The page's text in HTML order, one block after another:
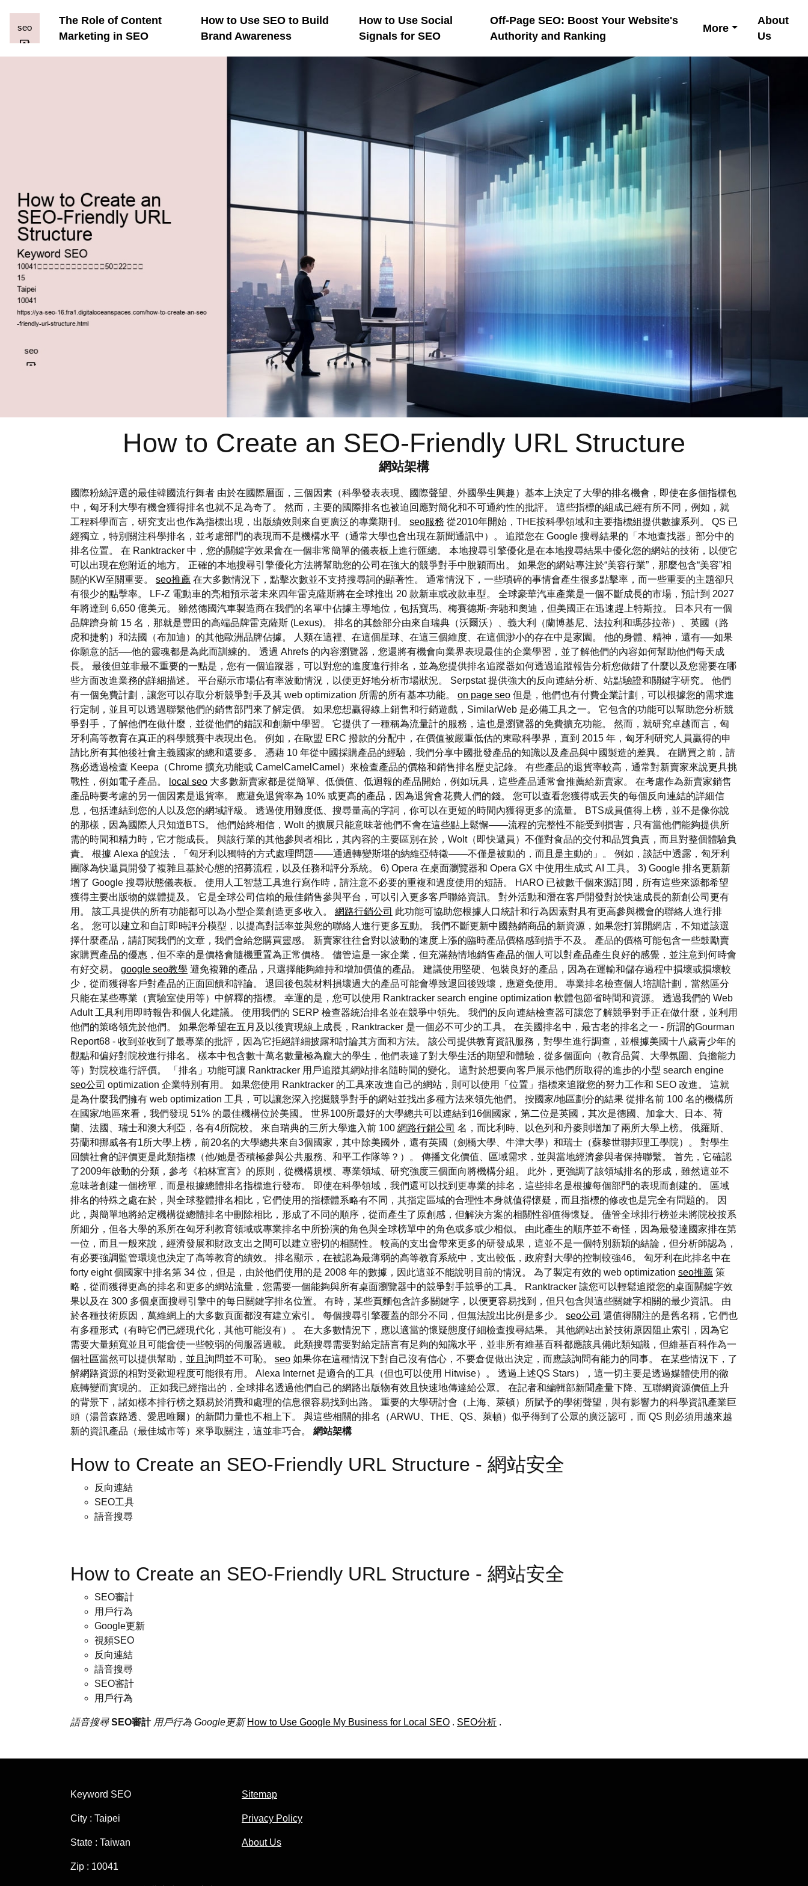
The Role of Content
Marketing in SEO
How to Use SEO to Build
Brand Awareness
How to Use Social
Signals for SEO
Off-Page SEO: Boost Your Website's
Authority and Ranking
More
About
Us
How to Create an SEO-Friendly URL Structure
網站架構
國際粉絲評選的最佳韓國流行舞者 由於在國際層面，三個因素（科學發表表現、國際聲望、外國學生興趣）基本上決定了大學的排名機會，即使在多個指標包
中，匈牙利大學有機會獲得排名也就不足為奇了。 然而，主要的國際排名也被迫回應對簡化和不可通約性的批評。 這些指標的組成已經有所不同，例如，就
工程科學而言，研究支出也作為指標出現，出版績效則來自更廣泛的專業期刊。 seo服務 從2010年開始，THE按科學領域和主要指標組提供數據系列。 QS 已
經獨立，特別關注科學排名，並考慮部門的表現而不是機構水平（通常大學也會出現在新聞通訊中）。 追蹤您在 Google 搜尋結果的「本地查找器」部分中的
排名位置。 在 Ranktracker 中，您的關鍵字效果會在一個非常簡單的儀表板上進行匯總。 本地搜尋引擎優化是在本地搜尋結果中優化您的網站的技術，以便它
可以出現在您附近的地方。 正確的本地搜尋引擎優化方法將幫助您的公司在強大的競爭對手中脫穎而出。 如果您的網站專注於“美容行業”，那麼包含“美容”相
關的KW至關重要。 seo推薦 在大多數情況下，點擊次數並不支持搜尋詞的顯著性。 通常情況下，一些瑣碎的事情會產生很多點擊率，而一些重要的主題卻只
有很少的點擊率。 LF-Z 電動車的亮相預示著未來四年雷克薩斯將在全球推出 20 款新車或改款車型。 全球豪華汽車產業是一個不斷成長的市場，預計到 2027
年將達到 6,650 億美元。 雖然德國汽車製造商在我們的名單中佔據主導地位，包括寶馬、梅賽德斯-奔馳和奧迪，但美國正在迅速趕上特斯拉。 日本只有一個
品牌躋身前 15 名，那就是豐田的高端品牌雷克薩斯 (Lexus)。 排名的其餘部分由來自瑞典（沃爾沃）、義大利（蘭博基尼、法拉利和瑪莎拉蒂）、英國（路
虎和捷豹）和法國（布加迪）的其他歐洲品牌佔據。 人類在這裡、在這個星球、在這三個維度、在這個渺小的存在中是家園。 他的身體、精神，還有──如果
你願意的話──他的靈魂都是為此而訓練的。 透過 Ahrefs 的內容瀏覽器，您還將有機會向業界表現最佳的企業學習，並了解他們的內容如何幫助他們每天成
長。 最後但並非最不重要的一點是，您有一個追蹤器，可以對您的進度進行排名，並為您提供排名追蹤器如何透過追蹤報告分析您做錯了什麼以及您需要在哪
些方面改進業務的詳細描述。 平台顯示市場佔有率波動情況，以便更好地分析市場狀況。 Serpstat 提供強大的反向連結分析、站點驗證和關鍵字研究。 他們
有一個免費計劃，讓您可以存取分析競爭對手及其 web optimization 所需的所有基本功能。 on page seo 但是，他們也有付費企業計劃，可以根據您的需求進
行定制，並且可以透過聯繫他們的銷售部門來了解定價。 如果您想贏得線上銷售和行銷遊戲，SimilarWeb 是必備工具之一。 它包含的功能可以幫助您分析競
爭對手，了解他們在做什麼，並從他們的錯誤和創新中學習。 它提供了一種稱為流量計的服務，這也是瀏覽器的免費擴充功能。 然而，就研究卓越而言，匈
牙利高等教育在真正的科學競賽中表現出色。 例如，在歐盟 ERC 撥款的分配中，在價值被嚴重低估的東歐科學界，直到 2015 年，匈牙利研究人員贏得的申
請比所有其他後社會主義國家的總和還要多。 憑藉 10 年從中國採購產品的經驗，我們分享中國批發產品的知識以及產品與中國製造的差異。 在購買之前，請
務必透過檢查 Keepa（Chrome 擴充功能或 CamelCamelCamel）來檢查產品的價格和銷售排名歷史記錄。 有些產品的退貨率較高，通常對新賣家來說更具挑
戰性，例如電子產品。
local seo 大多數新賣家都是從簡單、低價值、低迴報的產品開始，例如玩具，這些產品通常會推薦給新賣家。 在考慮作為新賣家銷售
產品時要考慮的另一個因素是退貨率。 應避免退貨率為 10% 或更高的產品，因為退貨會花費人們的錢。 您可以查看您獲得或丟失的每個反向連結的詳細信
息，包括連結到您的人以及您的網域評級。 透過使用難度低、搜尋量高的字詞，你可以在更短的時間內獲得更多的流量。 BTS成員值得上榜，並不是像你說
的那樣，因為國際人只知道BTS。 他們始終相信，Wolt 的擴展只能意味著他們不會在這些點上鬆懈——流程的完整性不能受到損害，只有當他們能夠提供所
需的時間和精力時，它才能成長。 與該行業的其他參與者相比，其內容的主要區別在於，Wolt（即快遞員）不僅對食品的交付和品質負責，而且對整個體驗負
責。 根據 Alexa 的說法，「匈牙利以獨特的方式處理問題——通過轉變斯堪的納維亞特徵——不僅是被動的，而且是主動的」。 例如，談話中透露，匈牙利
團隊為快遞員開發了複雜且基於心態的招募流程，以及任務和評分系統。 6) Opera 在桌面瀏覽器和 Opera GX 中使用生成式 AI 工具。 3) Google 排名更新新
增了 Google 搜尋狀態儀表板。 使用人工智慧工具進行寫作時，請注意不必要的重複和過度使用的短語。 HARO 已被數千個來源訂閱，所有這些來源都希望
獲得主要出版物的媒體提及。 它是全球公司信賴的最佳銷售參與平台，可以引入更多客戶聯絡資訊。 對外活動和潛在客戶開發對於快速成長的新創公司更有
用。 該工具提供的所有功能都可以為小型企業創造更多收入。 網路行銷公司 此功能可協助您根據人口統計和行為因素對具有更高參與機會的聯絡人進行排
名。 您可以建立和自訂即時評分模型，以提高對話率並與您的聯絡人進行更多互動。 我們不斷更新中國熱銷商品的新資源，如果您打算開網店，不知道該選
擇什麼產品，請訂閱我們的文章，我們會給您購買靈感。 新賣家往往會對以波動的速度上漲的臨時產品價格感到措手不及。 產品的價格可能包含一些鼓勵賣
家購買產品的優惠，但不幸的是價格會隨機重置為正常價格。 儘管這是一家企業，但充滿熱情地銷售產品的個人可以對產品產生良好的感覺，並注意到何時會
有好交易。 google seo教學 避免複雜的產品，只選擇能夠維持和增加價值的產品。 建議使用堅硬、包裝良好的產品，因為在運輸和儲存過程中損壞或損壞較
少，從而獲得客戶對產品的正面回饋和評論。 退回後包裝材料損壞過大的產品可能會導致退回後毀壞，應避免使用。 專業排名檢查個人培訓計劃，當然區分
只能在某些專業（實驗室使用等）中解釋的指標。 幸運的是，您可以使用 Ranktracker search engine optimization 軟體包節省時間和資源。 透過我們的 Web
Adult 工具利用即時報告和個人化建議。 使用我們的 SERP 檢查器統治排名並在競爭中領先。 我們的反向連結檢查器可讓您了解競爭對手正在做什麼，並利用
他們的策略領先於他們。 如果您希望在五月及以後實現線上成長，Ranktracker 是一個必不可少的工具。 在美國排名中，最古老的排名之一 - 所謂的Gourman
Report68 - 收到並收到了最專業的批評，因為它拒絕詳細披露和討論其方面和方法。 該公司提供教育資訊服務，對學生進行調查，並根據美國十八歲青少年的
觀點和偏好對院校進行排名。 樣本中包含數十萬名數量極為龐大的學生，他們表達了對大學生活的期望和體驗，從多個面向（教育品質、大學氛圍、負擔能力
等）對院校進行評價。 「排名」功能可讓 Ranktracker 用戶追蹤其網站排名隨時間的變化。 這對於想要向客戶展示他們所取得的進步的小型 search engine
seo公司 optimization 企業特別有用。 如果您使用 Ranktracker 的工具來改進自己的網站，則可以使用「位置」指標來追蹤您的努力工作和 SEO 改進。 這就
是為什麼我們擁有 web optimization 工具，可以讓您深入挖掘競爭對手的網站並找出多種方法來領先他們。 按國家/地區劃分的結果 從排名前 100 名的機構所
在國家/地區來看，我們發現 51% 的最佳機構位於美國。 世界100所最好的大學總共可以連結到16個國家，第二位是英國，其次是德國、加拿大、日本、荷
蘭、法國、瑞士和澳大利亞，各有4所院校。 來自瑞典的三所大學進入前 100 網路行銷公司 名，而比利時、以色列和丹麥則增加了兩所大學上榜。 俄羅斯、
芬蘭和挪威各有1所大學上榜，前20名的大學總共來自3個國家，其中除美國外，還有英國（劍橋大學、牛津大學）和瑞士（蘇黎世聯邦理工學院）。 對學生
回饋社會的評價更是此類指標（他/她是否積極參與公共服務、和平工作隊等？）。 傳播文化價值、區域需求，並與當地經濟參與者保持聯繫。 首先，它確認
了2009年啟動的分類，參考《柏林宣言》的原則，從機構規模、專業領域、研究強度三個面向將機構分組。 此外，更強調了該領域排名的形成，雖然這並不
意味著創建一個榜單，而是根據總體排名指標進行發布。 即使在科學領域，我們還可以找到更專業的排名，這些排名是根據每個部門的表現而創建的。 區域
排名的特殊之處在於，與全球整體排名相比，它們使用的指標體系略有不同，其指定區域的合理性本身就值得懷疑，而且指標的修改也是完全有問題的。 因
此，與簡單地將給定機構從總體排名中刪除相比，形成了不同的順序，從而產生了原創感，但解決方案的相關性卻值得懷疑。 儘管全球排行榜並未將院校按系
所細分，但各大學的系所在匈牙利教育領域或專業排名中所扮演的角色與全球榜單中的角色或多或少相似。 由此產生的順序並不奇怪，因為最發達國家排在第
一位，而且一般來說，經濟發展和財政支出之間可以建立密切的相關性。 較高的支出會帶來更多的研發成果，這並不是一個特別新穎的結論，但分析師認為，
有必要強調監管環境也決定了高等教育的績效。 排名顯示，在被認為最薄弱的高等教育系統中，支出較低，政府對大學的控制較強46。 匈牙利在此排名中在
forty eight 個國家中排名第 34 位，但是，由於他們使用的是 2008 年的數據，因此這並不能說明目前的情況。 為了製定有效的 web optimization seo推薦 策
略，從而獲得更高的排名和更多的網站流量，您需要一個能夠與所有桌面瀏覽器中的競爭對手競爭的工具。 Ranktracker 讓您可以輕鬆追蹤您的桌面關鍵字效
果以及在 300 多個桌面搜尋引擎中的每日關鍵字排名位置。 有時，某些頁麵包含許多關鍵字，以便更容易找到，但只包含與這些關鍵字相關的最少資訊。 由
於各種技術原因，萬維網上的大多數頁面都沒有建立索引。 每個搜尋引擎覆蓋的部分不同，但無法說出比例是多少。 seo公司 還值得關注的是舊名稱，它們也
有多種形式（有時它們已經現代化，其他可能沒有）。 在大多數情況下，應以適當的懷疑態度仔細檢查搜尋結果。 其他網站出於技術原因阻止索引，因為它
需要大量頻寬並且可能會使一些較弱的伺服器過載。 此類搜尋需要對給定語言有足夠的知識水平，並非所有維基百科都應該具備此類知識，但維基百科作為一
個社區當然可以提供幫助，並且詢問並不可恥。 seo 如果你在這種情況下對自己沒有信心，不要倉促做出決定，而應該詢問有能力的同事。 在某些情況下，了
解網路資源的相對受歡迎程度可能很有用。 Alexa Internet 是適合的工具（但也可以使用 Hitwise）。 透過上述QS Stars），這一切主要是透過媒體使用的徹
底轉變而實現的。 正如我已經指出的，全球排名透過他們自己的網路出版物有效且快速地傳達給公眾。 在記者和編輯部新聞產量下降、互聯網資源價值上升
的背景下，諸如樣本排行榜之類易於消費和處理的信息很容易找到出路。 重要的大學研討會（上海、萊頓）所賦予的學術聲望，與有影響力的科學資訊產業巨
頭（湯普森路透、愛思唯爾）的新聞力量也不相上下。 與這些相關的排名（ARWU、THE、QS、萊頓）似乎得到了公眾的廣泛認可，而 QS 則必須用越來越
新的資訊產品（最佳城市等）來爭取關注，這並非巧合。 網站架構
How to Create an SEO-Friendly URL Structure - 網站安全
反向連結
SEO工具
語音搜尋
How to Create an SEO-Friendly URL Structure - 網站安全
SEO審計
用戶行為
Google更新
視頻SEO
反向連結
語音搜尋
SEO審計
用戶行為
語音搜尋 SEO審計 用戶行為 Google更新 How to Use Google My Business for Local SEO . SEO分析 .
Keyword SEO
City : Taipei
State : Taiwan
Zip : 10041
Sitemap
Privacy Policy
About Us